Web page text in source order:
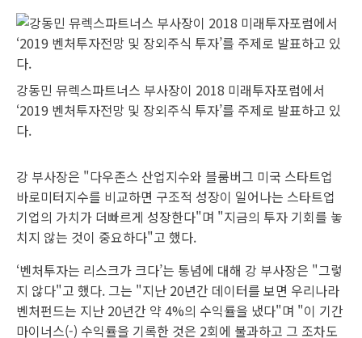
강동민 뮤렉스파트너스 부사장이 2018 미래투자포럼에서
‘2019 벤처투자전망 및 장외주식 투자’를 주제로 발표하고 있
다.
강 부사장은 "다우존스 산업지수와 블룸버그 미국 스타트업
바로미터지수를 비교하면 구조적 성장이 일어나는 스타트업
기업의 가치가 더빠르게 성장한다"며 "지금의 투자 기회를 놓
치지 않는 것이 중요하다"고 했다.
‘벤처투자는 리스크가 크다’는 통념에 대해 강 부사장은 "그렇
지 않다"고 했다. 그는 "지난 20년간 데이터를 보면 우리나라
벤처펀드는 지난 20년간 약 4%의 수익률을 냈다"며 "이 기간
마이너스(-) 수익률을 기록한 것은 2회에 불과하고 그 조차도